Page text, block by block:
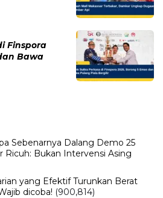
Finspora
Bawa
Sebenarnya Dalang Demo 25
Ricuh: Bukan Intervensi Asing
yang Efektif Turunkan Berat
dicoba! (900,814)